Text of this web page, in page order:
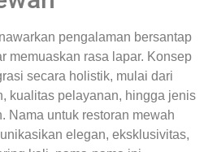
pengalaman bersantap
memuaskan rasa lapar. Konsep
secara holistik, mulai dari
kualitas pelayanan, hingga jenis
Nama untuk restoran mewah
elegan, eksklusivitas,